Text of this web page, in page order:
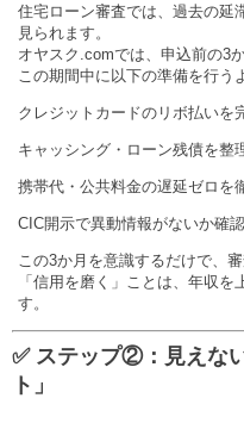
住宅ローン審査では、過去の延
見られます。
オヤスク.comでは、申込前の3
この期間中に以下の準備を行う
クレジットカードのリボ払いを
キャッシング・ローン残債を整
携帯代・公共料金の遅延ゼロを
CIC開示で異動情報がないか確認
この3か月を意識するだけで、
「信用を磨く」ことは、年収
す。
✅ ステップ②：見えな
ト」